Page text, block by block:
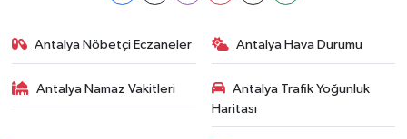
Antalya Nöbetçi Eczaneler Antalya Hava Durumu
Antalya Namaz Vakitleri
Antalya Trafik Yoğunluk
Haritası